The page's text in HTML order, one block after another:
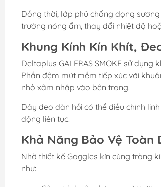
Đồng thời, lớp phủ chống đọng
trường nóng ẩm, thay đổi nhiệt độ
Khung Kính Kín Khít,
Deltaplus GALERAS SMOKE sử
Phần đệm mút mềm tiếp xúc với
nhỏ xâm nhập vào bên trong.
Dây đeo đàn hồi có thể điều chỉnh
động liên tục.
Khả Năng Bảo Vệ Toàn
Nhờ thiết kế Goggles kín cùng tròng
như: